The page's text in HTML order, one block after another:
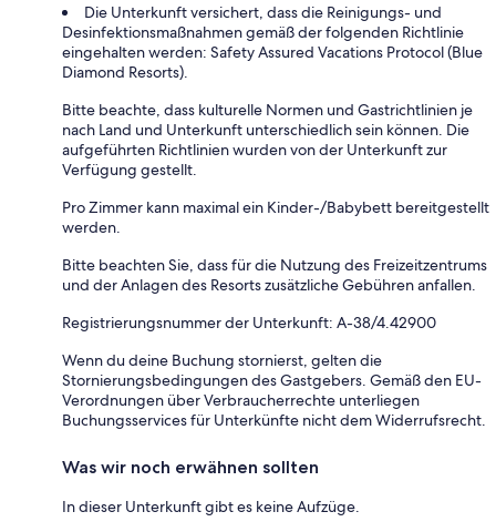
Die Unterkunft versichert, dass die Reinigungs- und
Desinfektionsmaßnahmen gemäß der folgenden Richtlinie
eingehalten werden: Safety Assured Vacations Protocol (Blue
Diamond Resorts).
Bitte beachte, dass kulturelle Normen und Gastrichtlinien je
nach Land und Unterkunft unterschiedlich sein können. Die
aufgeführten Richtlinien wurden von der Unterkunft zur
Verfügung gestellt.
Pro Zimmer kann maximal ein Kinder-/Babybett bereitgestellt
werden.
Bitte beachten Sie, dass für die Nutzung des Freizeitzentrums
und der Anlagen des Resorts zusätzliche Gebühren anfallen.
Registrierungsnummer der Unterkunft: A-38/4.42900
Wenn du deine Buchung stornierst, gelten die
Stornierungsbedingungen des Gastgebers. Gemäß den EU-
Verordnungen über Verbraucherrechte unterliegen
Buchungsservices für Unterkünfte nicht dem Widerrufsrecht.
Was wir noch erwähnen sollten
In dieser Unterkunft gibt es keine Aufzüge.